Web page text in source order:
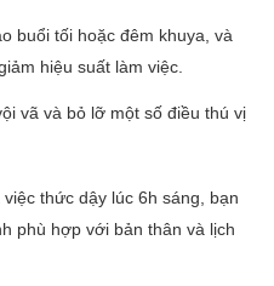
buổi tối hoặc đêm khuya, và
hiệu suất làm việc.
vã và bỏ lỡ một số điều thú vị
thức dậy lúc 6h sáng, bạn
phù hợp với bản thân và lịch